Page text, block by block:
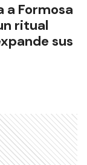
a Formosa
ritual
sus